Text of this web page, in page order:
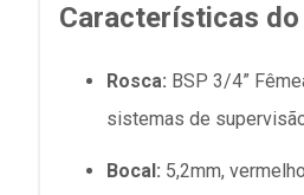
Características
Rosca: BSP 3/4”
sistemas de
Bocal: 5,2mm,